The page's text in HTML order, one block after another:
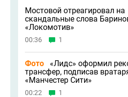
Мостовой отреагировал на
скандальные слова
«Локомотив»
00:36 1
Фото
«Лидс» оформил
трансфер, подписав
«Манчестер Сити»
00:22 1